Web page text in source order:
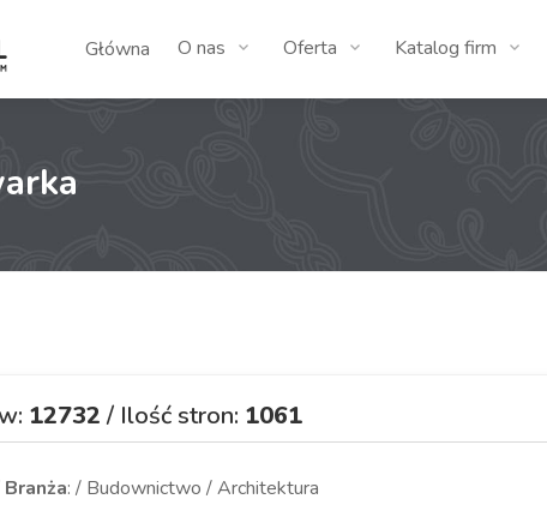
Główna O nas Oferta Katalog firm
12732 / Ilość stron: 1061
Branża: / Budownictwo / Architektura